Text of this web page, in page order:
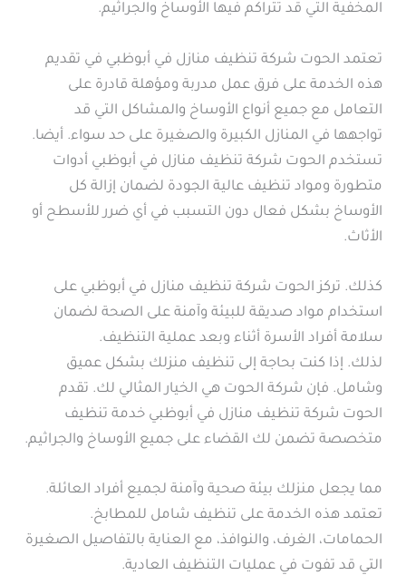
المخفية التي قد تتراكم فيها الأوساخ والجراثيم.
تعتمد الحوت شركة تنظيف منازل في أبوظبي في تقديم
هذه الخدمة على فرق عمل مدربة ومؤهلة قادرة على
التعامل مع جميع أنواع الأوساخ والمشاكل التي قد
تواجهها في المنازل الكبيرة والصغيرة على حد سواء. أيضا.
تستخدم الحوت شركة تنظيف منازل في أبوظبي أدوات
متطورة ومواد تنظيف عالية الجودة لضمان إزالة كل
الأوساخ بشكل فعال دون التسبب في أي ضرر للأسطح أو
الأثاث.
كذلك. تركز الحوت شركة تنظيف منازل في أبوظبي على
استخدام مواد صديقة للبيئة وآمنة على الصحة لضمان
سلامة أفراد الأسرة أثناء وبعد عملية التنظيف.
لذلك. إذا كنت بحاجة إلى تنظيف منزلك بشكل عميق
وشامل. فإن شركة الحوت هي الخيار المثالي لك. تقدم
الحوت شركة تنظيف منازل في أبوظبي خدمة تنظيف
متخصصة تضمن لك القضاء على جميع الأوساخ والجراثيم.
مما يجعل منزلك بيئة صحية وآمنة لجميع أفراد العائلة.
تعتمد هذه الخدمة على تنظيف شامل للمطابخ.
الحمامات، الغرف، والنوافذ، مع العناية بالتفاصيل الصغيرة
التي قد تفوت في عمليات التنظيف العادية.